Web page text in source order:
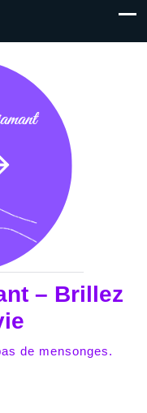
– Brillez
de mensonges.